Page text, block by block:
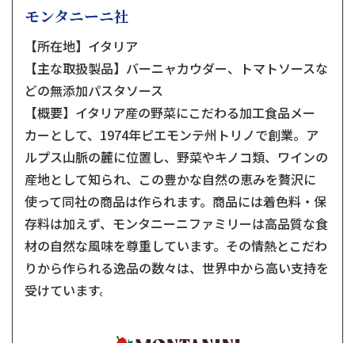
モンタニーニ社
【所在地】イタリア
【主な取扱製品】バーニャカウダー、トマトソースな
どの無添加パスタソース
【概要】イタリア産の野菜にこだわる加工食品メー
カーとして、1974年ピエモンテ州トリノで創業。ア
ルプス山脈の麓に位置し、野菜やキノコ類、ワインの
産地として知られ、この豊かな自然の恵みを贅沢に
使って同社の商品は作られます。商品には着色料・保
存料は加えず、モンタニーニファミリーは高品質な食
材の自然な風味を尊重しています。その情熱とこだわ
りから作られる逸品の数々は、世界中から高い支持を
受けています。